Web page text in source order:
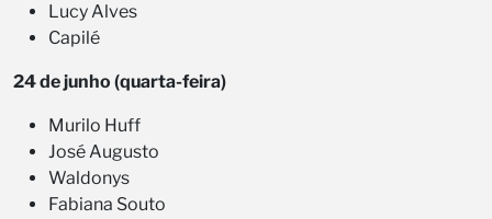
Lucy Alves
Capilé
24 de junho (quarta-feira)
Murilo Huff
José Augusto
Waldonys
Fabiana Souto